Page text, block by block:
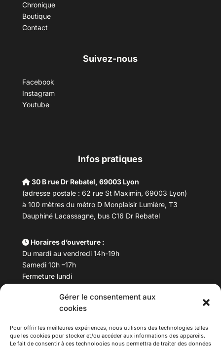
Gérer le consentement aux
cookies
Pour offrir les meilleures expériences, nous utilisons des technologies telles
que les cookies pour stocker et/ou accéder aux informations des appareils.
Le fait de consentir à ces technologies nous permettra de traiter des données
Chronique
Boutique
Contact
Suivez-nous
Facebook
Instagram
Youtube
Infos pratiques
30 B rue Dr Rebatel, 69003 Lyon
(adresse postale : 62 rue St Maximin, 69003 Lyon)
à 100 mètres du métro D Monplaisir Lumière, T3
Dauphiné Lacassagne, bus C16 Dr Rebatel
Horaires d’ouverture :
Du mardi au vendredi 14h-19h
Samedi 10h –17h
Fermeture lundi
Téléphone : 04 78 53 06 40
maisondesculturesasiatiques@asiexpo.com